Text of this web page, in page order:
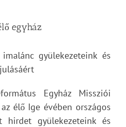
egyház
gyülekezeteink és
Egyház Missziói
élő Ige évében országos
hirdet gyülekezeteink és